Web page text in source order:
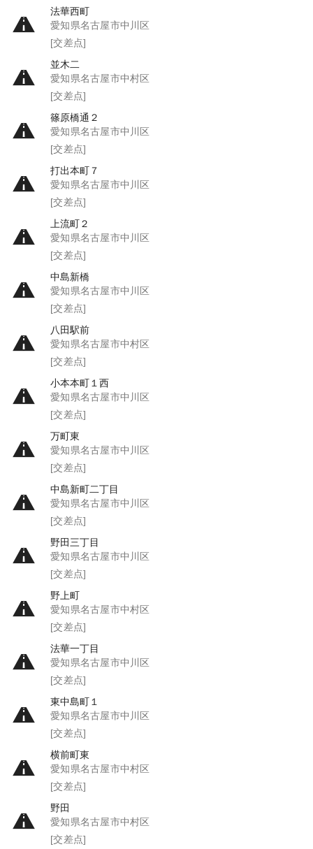
法華西町
愛知県名古屋市中川区
[交差点]
並木二
愛知県名古屋市中村区
[交差点]
篠原橋通２
愛知県名古屋市中川区
[交差点]
打出本町７
愛知県名古屋市中川区
[交差点]
上流町２
愛知県名古屋市中川区
[交差点]
中島新橋
愛知県名古屋市中川区
[交差点]
八田駅前
愛知県名古屋市中村区
[交差点]
小本本町１西
愛知県名古屋市中川区
[交差点]
万町東
愛知県名古屋市中川区
[交差点]
中島新町二丁目
愛知県名古屋市中川区
[交差点]
野田三丁目
愛知県名古屋市中川区
[交差点]
野上町
愛知県名古屋市中村区
[交差点]
法華一丁目
愛知県名古屋市中川区
[交差点]
東中島町１
愛知県名古屋市中川区
[交差点]
横前町東
愛知県名古屋市中村区
[交差点]
野田
愛知県名古屋市中村区
[交差点]